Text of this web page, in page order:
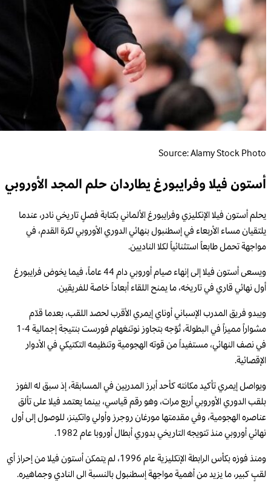
Source: Alamy Stock Photo
أستون فيلا وفرايبورغ يطاردان حلم المجد الأوروبي
يحلم أستون فيلا الإنكليزي وفرايبورغ الألماني بكتابة فصلٍ تاريخي نادر، عندما
يلتقيان مساء الأربعاء في إسطنبول بنهائي الدوري الأوروبي لكرة القدم، في
مواجهة تحمل طابعاً استثنائياً لكلا الناديين.
ويسعى أستون فيلا إلى إنهاء صيام أوروبي دام 44 عاماً، فيما يخوض فرايبورغ
أول نهائي قاري في تاريخه، ما يمنح اللقاء أبعاداً خاصة للفريقين.
ويبدو فريق المدرب الإسباني أوناي إيمري الأقرب لحصد اللقب، بعدما قدّم
مشواراً مميزاً في البطولة، تُوّجه بتجاوز نوتنغهام فورست بنتيجة إجمالية 4-1
في نصف النهائي، مستفيداً من قوته الهجومية وتنظيمه التكتيكي في الأدوار
الإقصائية.
ويواصل إيمري تأكيد مكانته كأحد أبرز المدربين في المسابقة، إذ سبق له الفوز
بلقب الدوري الأوروبي أربع مرات، وهو رقم قياسي، بينما يعتمد فيلا على تألق
عناصره الهجومية، وفي مقدمتها مورغان روجرز وأولي واتكينز، للوصول إلى أول
نهائي أوروبي منذ تتويجه التاريخي بدوري أبطال أوروبا عام 1982.
ومنذ فوزه بكأس الرابطة الإنكليزية عام 1996، لم يتمكن أستون فيلا من إحراز أي
لقبٍ كبير، ما يزيد من أهمية مواجهة إسطنبول بالنسبة الى النادي وجماهيره.